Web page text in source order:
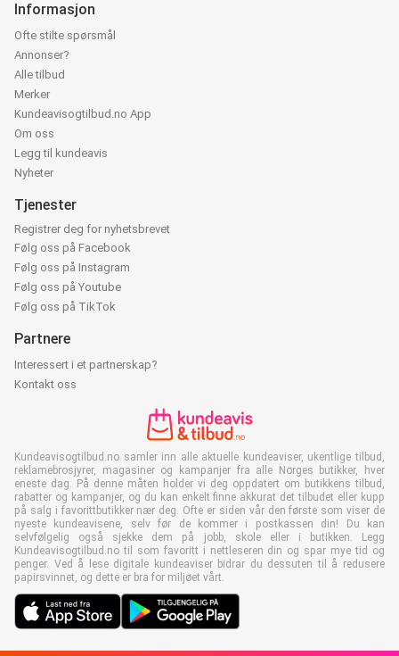
Informasjon
Ofte stilte spørsmål
Annonser?
Alle tilbud
Merker
Kundeavisogtilbud.no App
Om oss
Legg til kundeavis
Nyheter
Tjenester
Registrer deg for nyhetsbrevet
Følg oss på Facebook
Følg oss på Instagram
Følg oss på Youtube
Følg oss på TikTok
Partnere
Interessert i et partnerskap?
Kontakt oss
Kundeavisogtilbud.no samler inn alle aktuelle kundeaviser, ukentlige tilbud,
reklamebrosjyrer, magasiner og kampanjer fra alle Norges butikker, hver
eneste dag. På denne måten holder vi deg oppdatert om butikkens tilbud,
rabatter og kampanjer, og du kan enkelt finne akkurat det tilbudet eller kupp
på salg i favorittbutikker nær deg. Ofte er siden vår den første som viser de
nyeste kundeavisene, selv før de kommer i postkassen din! Du kan
selvfølgelig også sjekke dem på jobb, skole eller i butikken. Legg
Kundeavisogtilbud.no til som favoritt i nettleseren din og spar mye tid og
penger. Ved å lese digitale kundeaviser bidrar du dessuten til å redusere
papirsvinnet, og dette er bra for miljøet vårt.